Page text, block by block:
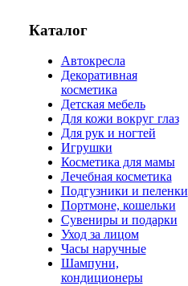
Каталог
Автокресла
Декоративная
косметика
Детская мебель
Для кожи вокруг глаз
Для рук и ногтей
Игрушки
Косметика для мамы
Лечебная косметика
Подгузники и пеленки
Портмоне, кошельки
Сувениры и подарки
Уход за лицом
Часы наручные
Шампуни,
кондиционеры